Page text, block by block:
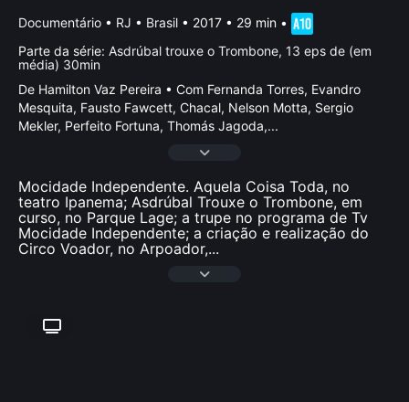
Documentário • RJ • Brasil • 2017 • 29 min •
Parte da série: Asdrúbal trouxe o Trombone, 13 eps de (em
média) 30min
De Hamilton Vaz Pereira • Com Fernanda Torres, Evandro
Mesquita, Fausto Fawcett, Chacal, Nelson Motta, Sergio
Mekler, Perfeito Fortuna, Thomás Jagoda,...
Mocidade Independente. Aquela Coisa Toda, no
teatro Ipanema; Asdrúbal Trouxe o Trombone, em
curso, no Parque Lage; a trupe no programa de Tv
Mocidade Independente; a criação e realização do
Circo Voador, no Arpoador,...